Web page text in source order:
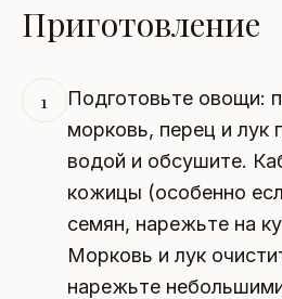
Приготовление
1
Подготовьте овощи:
морковь, перец и лук
водой и обсушите.
кожицы (особенно
семян, нарежьте на
Морковь и лук
нарежьте